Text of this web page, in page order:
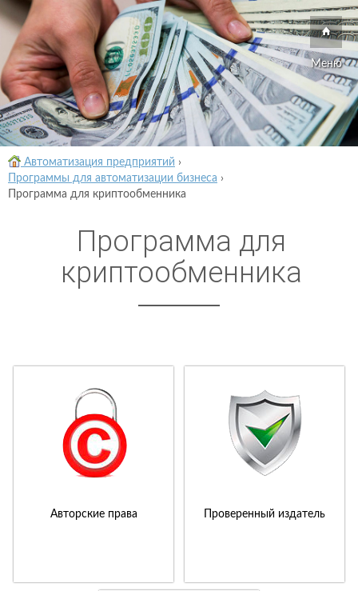
Меню
Автоматизация предприятий ›
Программы для автоматизации бизнеса ›
Программа для криптообменника
Программа для
криптообменника
Авторские права Проверенный издатель